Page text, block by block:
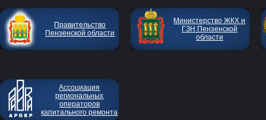
Правительство
Пензенской области
Министерство ЖКХ и
ГЗН Пензенской
области
Ассоциация
региональных
операторов
капитального ремонта